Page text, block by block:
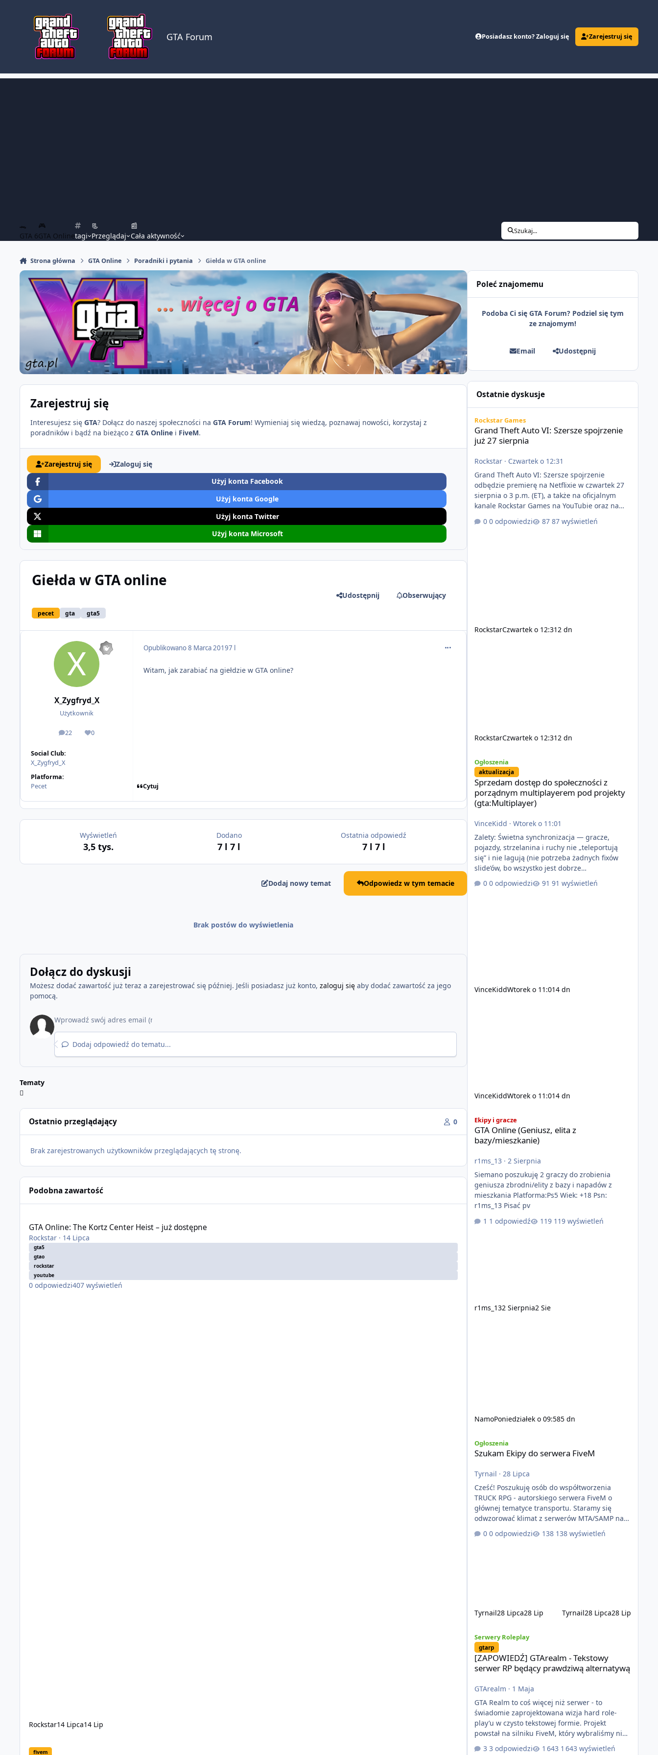
GTA Forum Posiadasz konto? Zaloguj się Zarejestruj się
🐊
GTA 6
🎮
GTA Onlinetagi
📃
Przeglądaj
📰
Cała aktywność
Szukaj...
Strona główna GTA Online Poradniki i pytania Giełda w GTA online
Zarejestruj się
Interesujesz się GTA? Dołącz do naszej społeczności na GTA Forum! Wymieniaj się wiedzą, poznawaj nowości, korzystaj z
poradników i bądź na bieżąco z GTA Online i FiveM.
Zarejestruj się
Zaloguj się
Użyj konta Facebook
Użyj konta Google
Użyj konta Twitter
Użyj konta Microsoft
Giełda w GTA online
pecet gta gta5
Udostępnij Obserwujący
X_Zygfryd_X
Użytkownik
22
odpowiedzi
0
Reputacja
Social Club:
X_Zygfryd_X
Platforma:
Pecet
Opublikowano8 Marca 20197 l comment_50654
Witam, jak zarabiać na giełdzie w GTA online?
Cytuj
Wyświetleń
3,5 tys.
Dodano
7 l7 l
Ostatnia odpowiedź
7 l 7 l
Dodaj nowy temat Odpowiedz w tym temacie
Brak postów do wyświetlenia
Dołącz do dyskusji
Możesz dodać zawartość już teraz a zarejestrować się później. Jeśli posiadasz już konto, zaloguj sięaby dodać zawartość za jego
pomocą.
Dodaj odpowiedź do tematu...
Tematy
Ostatnio przeglądający 0
Brak zarejestrowanych użytkowników przeglądających tę stronę.
Podobna zawartość
GTA Online: The Kortz Center Heist – już dostępne
Rockstar · 14 Lipca
gta5
gtao
rockstar
youtube
0 odpowiedzi407 wyświetleń
Rockstar14 Lipca14 Lip
fivem
Poleć znajomemu
Podoba Ci się GTA Forum? Podziel się tym
ze znajomym!
Email Udostępnij
Ostatnie dyskusje
Rockstar Games
Grand Theft Auto VI: Szersze spojrzenie
już 27 sierpnia
Rockstar· Czwartek o 12:31
Grand Theft Auto VI: Szersze spojrzenie
odbędzie premierę na Netflixie w czwartek 27
sierpnia o 3 p.m. (ET), a także na oficjalnym
kanale Rockstar Games na YouTubie oraz na
stronie Grand Theft Auto VI o 9 p.m. (ET) 27
sierpnia. https://netflix.com/GTAVI Grand Theft
0 odpowiedzi 87 wyświetleń
RockstarCzwartek o 12:312 dn
RockstarCzwartek o 12:312 dn
Ogłoszenia
aktualizacja
Sprzedam dostęp do społeczności z
porządnym multiplayerem pod projekty
(gta:Multiplayer)
VinceKidd · Wtorek o 11:01
Zalety: Świetna synchronizacja — gracze,
pojazdy, strzelanina i ruchy nie „teleportują
się” i nie lagują (nie potrzeba żadnych fixów
slide’ów, bo wszystko jest dobrze
zsynchronizowane i działa stabilnie) Ładne
wejście do gry + solidny antycheat na poziomie
0 odpowiedzi 91 wyświetleń
VinceKiddWtorek o 11:014 dn
VinceKiddWtorek o 11:014 dn
GTA Online (Geniusz, elita z bazy/mieszkanie)
Ekipy i gracze
GTA Online (Geniusz, elita z
bazy/mieszkanie)
r1ms_13 · 2 Sierpnia
Siemano poszukuję 2 graczy do zrobienia
geniusza zbrodni/elity z bazy i napadów z
mieszkania Platforma:Ps5 Wiek: +18 Psn:
r1ms_13 Pisać pv
1 odpowiedź
119 wyświetleń
r1ms_132 Sierpnia2 Sie
NamoPoniedziałek o 09:585 dn
Ogłoszenia
Szukam Ekipy do serwera FiveM
Tyrnail · 28 Lipca
Cześć! Poszukuję osób do współtworzenia
TRUCK RPG - autorskiego serwera FiveM o
głównej tematyce transportu. Staramy się
odwzorować klimat z serwerów MTA/SAMP na
platformie FIveM. Oczywiście nie zabraknie
kontentu dla graczy którzy chcą robić coś
0 odpowiedzi 138 wyświetleń
Tyrnail28 Lipca28 Lip Tyrnail28 Lipca28 Lip
Serwery Roleplay
gtarp
[ZAPOWIEDŹ] GTArealm - Tekstowy
serwer RP będący prawdziwą alternatywą
GTArealm · 1 Maja
GTA Realm to coś więcej niż serwer - to
świadomie zaprojektowana wizja hard role-
play’u w czysto tekstowej formie. Projekt
powstał na silniku FiveM, który wybraliśmy nie
bez powodu. To platforma oferująca ogromną
3 odpowiedzi 1 643 wyświetleń